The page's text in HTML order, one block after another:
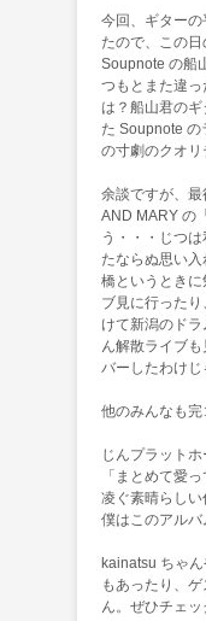
今回、ギター
たので、この
Soupnote の船
つもとまた違
は？船山君の
た Soupnote の
の寸劇のクオリ
余談ですが、
AND MARY の
う・・・じつ
たならぬ思い
橋というとき
ブ見に行った
けて新潟のド
ん解散ライブ
バーしたわけじ
他のみんなも完
じんプラット
「まとめて愛
凌ぐ素晴らし
僕はこのアルバ
kainatsu ちゃ
もあったり、
ん。ぜひチェッ